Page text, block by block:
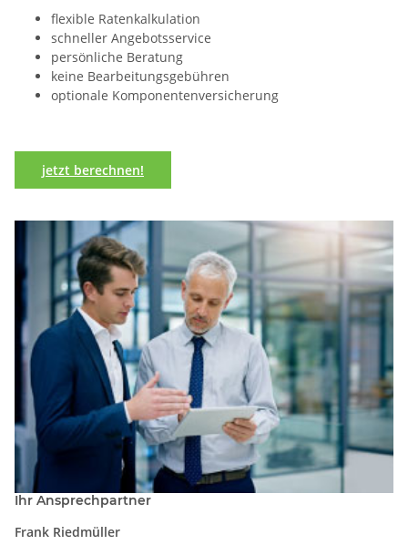
flexible Ratenkalkulation
schneller Angebotsservice
persönliche Beratung
keine Bearbeitungsgebühren
optionale Komponentenversicherung
jetzt berechnen!
Ihr Ansprechpartner
Frank Riedmüller